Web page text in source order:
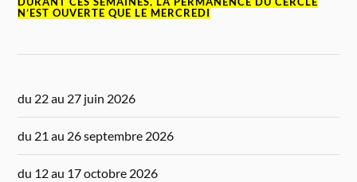
N’EST OUVERTE QUE LE MERCREDI
du 22 au 27 juin 2026
du 21 au 26 septembre 2026
du 12 au 17 octobre 2026